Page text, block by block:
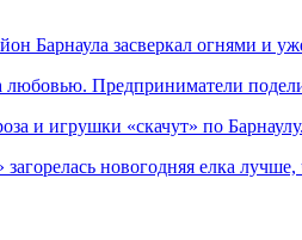
Барнаула засверкал огнями и
любовью. Предприниматели
и игрушки «скачут» по
новогодняя елка